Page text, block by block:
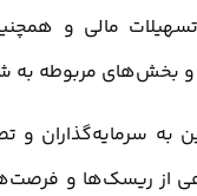
مالی و
و بخش‌های مربوطه
به سرمایه‌گذاران و
از ریسک‌ها و